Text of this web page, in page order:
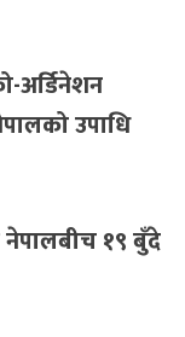
उपाधि
नेपालबीच १९ बुँदे